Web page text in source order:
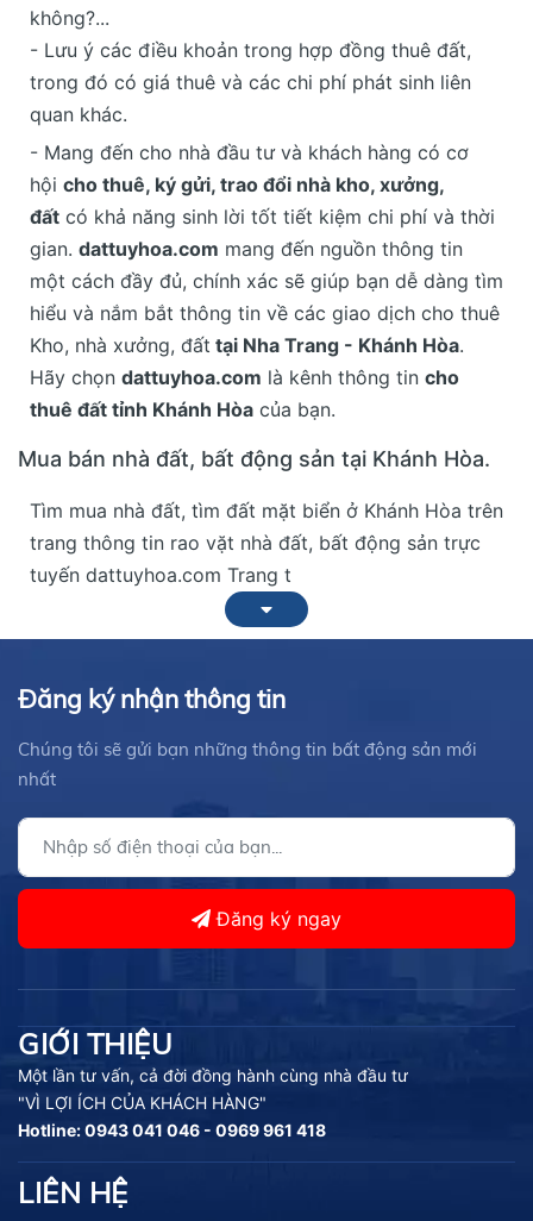
không?...
- Lưu ý các điều khoản trong hợp đồng thuê đất,
trong đó có giá thuê và các chi phí phát sinh liên
quan khác.
- Mang đến cho nhà đầu tư và khách hàng có cơ
hội cho thuê, ký gửi, trao đổi nhà kho, xưởng,
đất có khả năng sinh lời tốt tiết kiệm chi phí và thời
gian. dattuyhoa.com mang đến nguồn thông tin
một cách đầy đủ, chính xác sẽ giúp bạn dễ dàng tìm
hiểu và nắm bắt thông tin về các giao dịch cho thuê
Kho, nhà xưởng, đất tại Nha Trang - Khánh Hòa.
Hãy chọn dattuyhoa.com là kênh thông tin cho
thuê đất tỉnh Khánh Hòa của bạn.
Mua bán nhà đất, bất động sản tại Khánh Hòa.
Tìm mua nhà đất, tìm đất mặt biển ở Khánh Hòa trên
trang thông tin rao vặt nhà đất, bất động sản trực
tuyến dattuyhoa.com Trang t
Đăng ký nhận thông tin
Chúng tôi sẽ gửi bạn những thông tin bất động sản mới
nhất
Đăng ký ngay
GIỚI THIỆU
Một lần tư vấn, cả đời đồng hành cùng nhà đầu tư
"VÌ LỢI ÍCH CỦA KHÁCH HÀNG"
Hotline: 0943 041 046 - 0969 961 418
LIÊN HỆ